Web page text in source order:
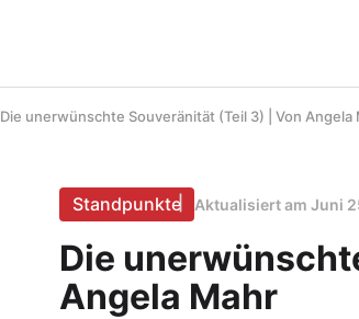
Die unerwünschte Souveränität (Teil 3) | Von Angela
Standpunkte Aktualisiert am Juni
Die
Angela Mahr